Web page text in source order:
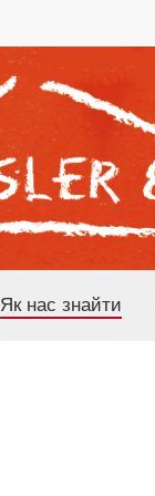
Як нас знайти